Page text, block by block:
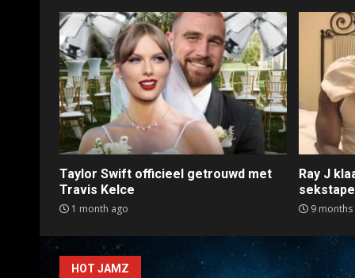
Taylor Swift officieel getrouwd met
Travis Kelce
1 month ago
Ray J
sekstape
9 months
HOT JAMZ